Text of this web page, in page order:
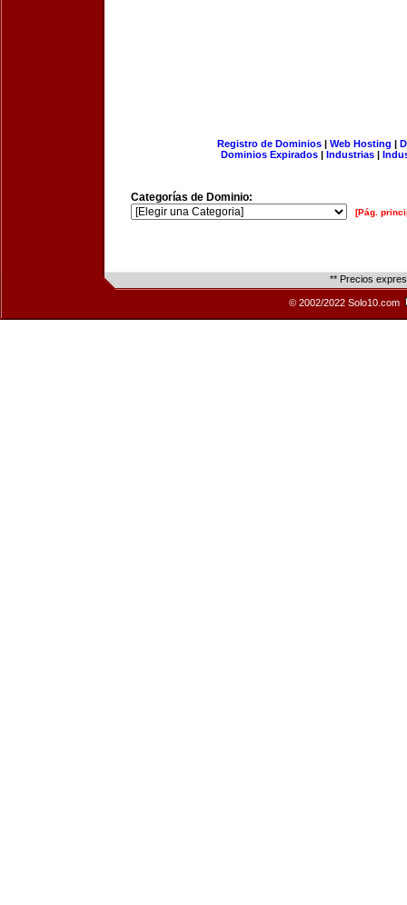
Registro de Dominios| Web Hosting |
Dominios Expirados | Industrias |
Categorías de Dominio:
[Pág.
** Precios
© 2002/2022 Solo10.com